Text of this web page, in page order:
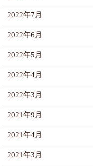
2022年7月
2022年6月
2022年5月
2022年4月
2022年3月
2021年9月
2021年4月
2021年3月